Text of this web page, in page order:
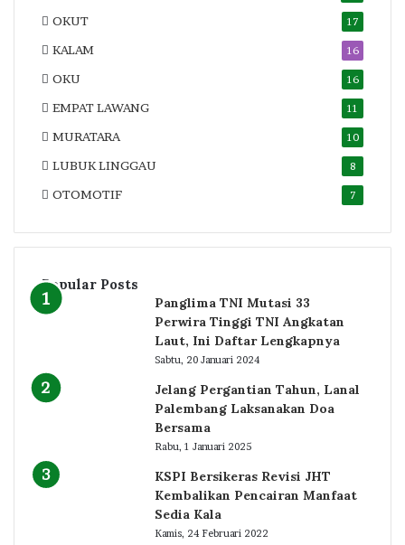
OKUT 17
KALAM 16
OKU 16
EMPAT LAWANG 11
MURATARA 10
LUBUK LINGGAU 8
OTOMOTIF 7
Popular Posts
Panglima TNI Mutasi 33
Perwira Tinggi TNI Angkatan
Laut, Ini Daftar Lengkapnya
Sabtu, 20 Januari 2024
Jelang Pergantian Tahun, Lanal
Palembang Laksanakan Doa
Bersama
Rabu, 1 Januari 2025
KSPI Bersikeras Revisi JHT
Kembalikan Pencairan Manfaat
Sedia Kala
Kamis, 24 Februari 2022